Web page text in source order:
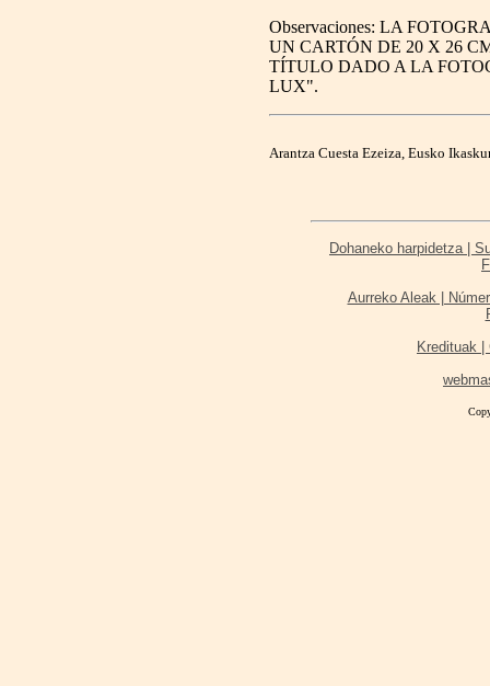
Observaciones: LA
UN CARTÓN DE 20 X 26
TÍTULO DADO A LA
LUX".
Arantza Cuesta Ezeiza, Eusko
Dohaneko harpidetza |
Aurreko Aleak |
Kredituak